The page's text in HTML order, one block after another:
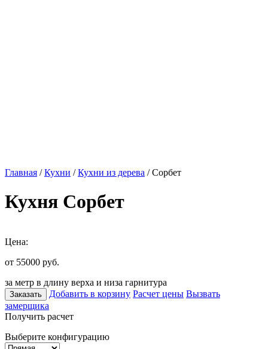
Главная /Кухни /Кухни из дерева / Сорбет
Кухня Сорбет
Цена:
от 55000 руб.
за метр в длину верха и низа гарнитура
Заказать Добавить в корзину Расчет цены Вызвать
замерщика
Получить расчет
Выберите конфигурацию